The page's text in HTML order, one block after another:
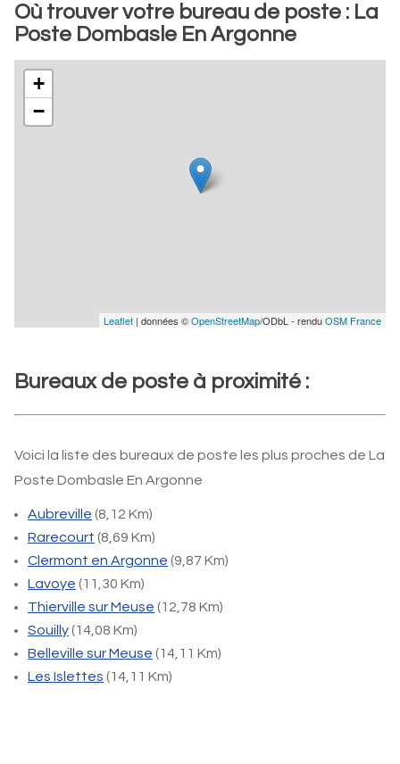
Où trouver votre bureau de poste : La
Poste Dombasle En Argonne
+
−
Leaflet | données ©OpenStreetMap/ODbL - renduOSM France
Bureaux de poste à proximité :
Voici la liste des bureaux de poste les plus proches de La
Poste Dombasle En Argonne
Aubreville (8,12 Km)
Rarecourt (8,69 Km)
Clermont en Argonne (9,87 Km)
Lavoye (11,30 Km)
Thierville sur Meuse (12,78 Km)
Souilly(14,08 Km)
Belleville sur Meuse (14,11 Km)
Les Islettes (14,11 Km)